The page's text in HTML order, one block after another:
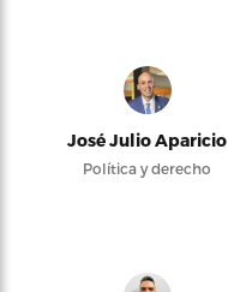
José Julio Aparicio
Política y derecho